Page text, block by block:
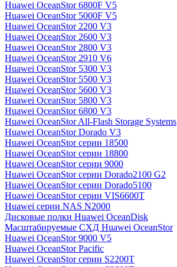
Huawei OceanStor 6800F V5
Huawei OceanStor 5000F V5
Huawei OceanStor 2200 V3
Huawei OceanStor 2600 V3
Huawei OceanStor 2800 V3
Huawei OceanStor 2910 V6
Huawei OceanStor 5300 V3
Huawei OceanStor 5500 V3
Huawei OceanStor 5600 V3
Huawei OceanStor 5800 V3
Huawei OceanStor 6800 V3
Huawei OceanStor All-Flash Storage Systems
Huawei OceanStor Dorado V3
Huawei OceanStor серии 18500
Huawei OceanStor серии 18800
Huawei OceanStor серии 9000
Huawei OceanStor серии Dorado2100 G2
Huawei OceanStor серии Dorado5100
Huawei OceanStor серии VIS6600T
Huawei серии NAS N2000
Дисковые полки Huawei OceanDisk
Масштабируемые СХД Huawei OceanStor
Huawei OceanStor 9000 V5
Huawei OceanStor Pacific
Huawei OceanStor серии S2200T